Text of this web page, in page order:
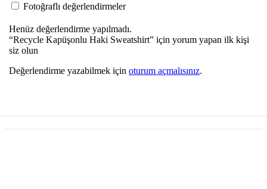
Fotoğraflı değerlendirmeler
Henüz değerlendirme yapılmadı.
“Recycle Kapüşonlu Haki Sweatshirt” için yorum yapan ilk kişi
siz olun
Değerlendirme yazabilmek için oturum açmalısınız.